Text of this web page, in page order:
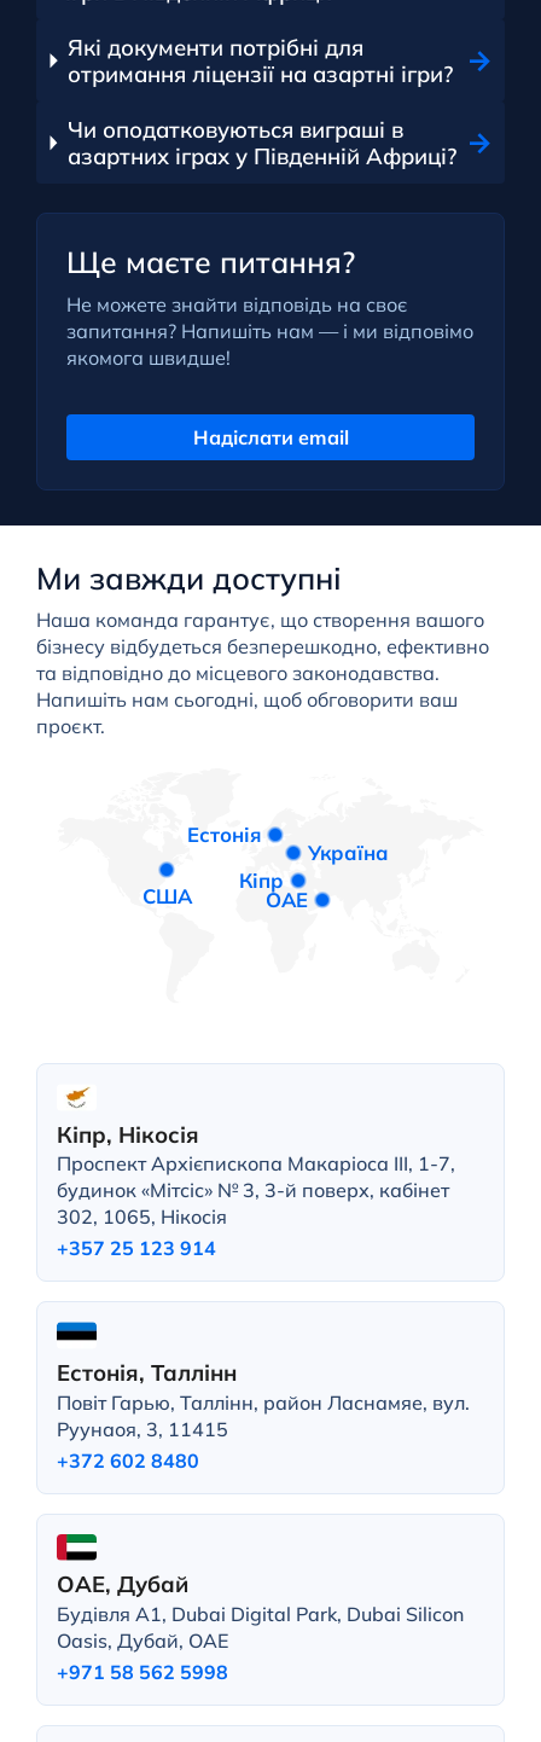
Які документи потрібні для
отримання ліцензії на азартні ігри?
Чи оподатковуються виграші в
азартних іграх у Південній Африці?
Ще маєте питання?
Не можете знайти відповідь на своє
запитання? Напишіть нам — і ми відповімо
якомога швидше!
Надіслати email
Ми завжди доступні
Наша команда гарантує, що створення вашого
бізнесу відбудеться безперешкодно, ефективно
та відповідно до місцевого законодавства.
Напишіть нам сьогодні, щоб обговорити ваш
проєкт.
Естонія
Україна
Кіпр
ОАЕ
США
Кіпр, Нікосія
Проспект Архієпископа Макаріоса III, 1-7,
будинок «Мітсіс» № 3, 3-й поверх, кабінет
302, 1065, Нікосія
+357 25 123 914
Естонія, Таллінн
Повіт Гарью, Таллінн, район Ласнамяе, вул.
Руунаоя, 3, 11415
+372 602 8480
ОАЕ, Дубай
Будівля A1, Dubai Digital Park, Dubai Silicon
Oasis, Дубай, ОАЕ
+971 58 562 5998